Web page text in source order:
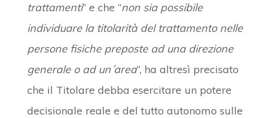
trattamenti” e che “non sia possibile
individuare la titolarità del trattamento nelle
persone fisiche preposte ad una direzione
generale o ad un´area”, ha altresì precisato
che il Titolare debba esercitare un potere
decisionale reale e del tutto autonomo sulle